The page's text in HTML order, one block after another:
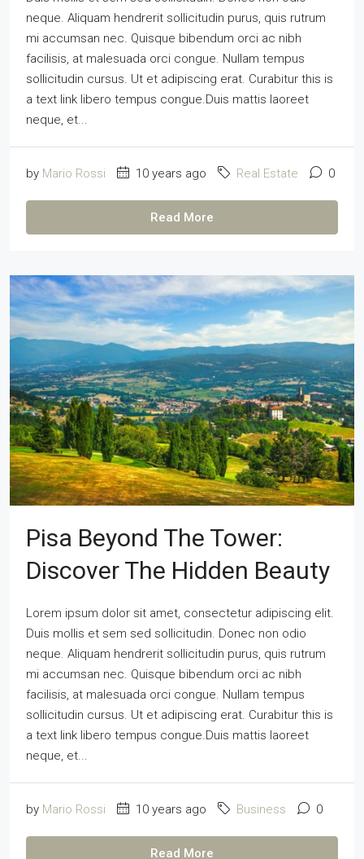
neque. Aliquam hendrerit sollicitudin purus, quis rutrum
mi accumsan nec. Quisque bibendum orci ac nibh
facilisis, at malesuada orci congue. Nullam tempus
sollicitudin cursus. Ut et adipiscing erat. Curabitur this is
a text link libero tempus congue.Duis mattis laoreet
neque, et...
by Mario Rossi 10 years ago Real Estate 0
Read More
Pisa Beyond The Tower:
Discover The Hidden Beauty
Lorem ipsum dolor sit amet, consectetur adipiscing elit.
Duis mollis et sem sed sollicitudin. Donec non odio
neque. Aliquam hendrerit sollicitudin purus, quis rutrum
mi accumsan nec. Quisque bibendum orci ac nibh
facilisis, at malesuada orci congue. Nullam tempus
sollicitudin cursus. Ut et adipiscing erat. Curabitur this is
a text link libero tempus congue.Duis mattis laoreet
neque, et...
by Mario Rossi 10 years ago Business 0
Read More